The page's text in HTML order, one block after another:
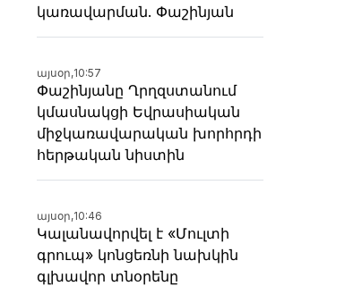
կառավարման. Փաշինյան
այսօր,10:57
Փաշինյանը Ղրղզստանում
կմասնակցի Եվրասիական
միջկառավարական խորհրդի
հերթական նիստին
այսօր,10:46
Կալանավորվել է «Մուլտի
գրուպ» կոնցեռնի նախկին
գլխավոր տնօրենը